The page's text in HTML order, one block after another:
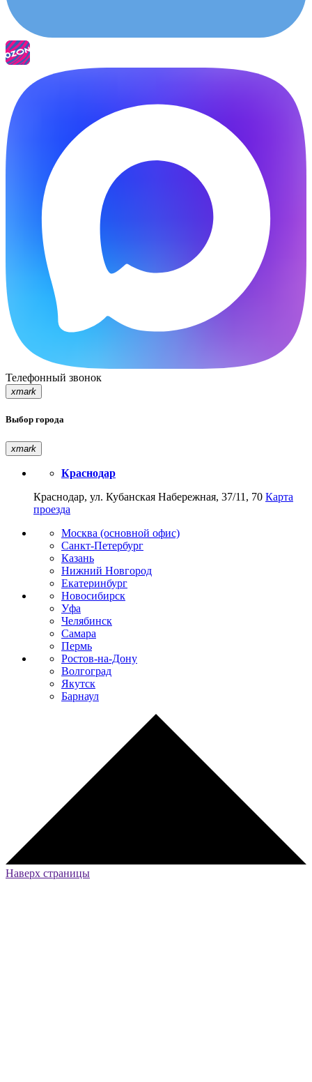
Телефонный звонок
xmark
Выбор города
xmark
Краснодар
Краснодар, ул. Кубанская Набережная, 37/11, 70 Карта
проезда
Москва (основной офис)
Санкт-Петербург
Казань
Нижний Новгород
Екатеринбург
Новосибирск
Уфа
Челябинск
Самара
Пермь
Ростов-на-Дону
Волгоград
Якутск
Барнаул
Наверх страницы